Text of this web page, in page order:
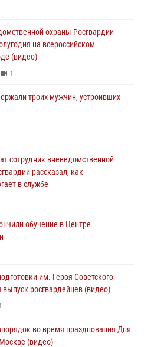
охраны Росгвардии
на всероссийском
(видео)
1
троих мужчин, устроивших
(видео)
мужчину, устроившего дебош
безопасность проведения
ознакомилась с передовыми
сотрудник вневедомственной
рассказал, как
в службе
обучение в Центре
им. Героя Советского
росгвардейцев (видео)
1
во время празднования Дня
(видео)